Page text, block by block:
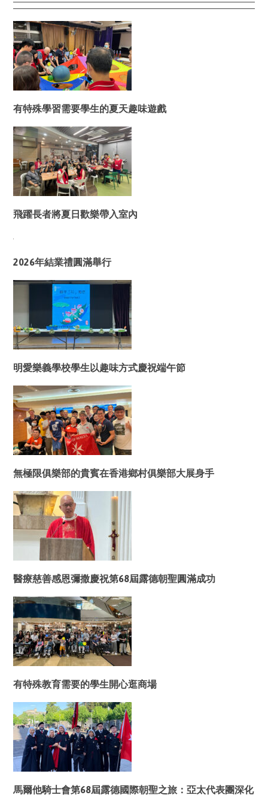
有特殊學習需要學生的夏天趣味遊戲
飛躍長者將夏日歡樂帶入室內
2026年結業禮圓滿舉行
明愛樂義學校學生以趣味方式慶祝端午節
無極限俱樂部的貴賓在香港鄉村俱樂部大展身手
醫療慈善感恩彌撒慶祝第68屆露德朝聖圓滿成功
有特殊教育需要的學生開心逛商場
馬爾他騎士會第68屆露德國際朝聖之旅：亞太代表團深化